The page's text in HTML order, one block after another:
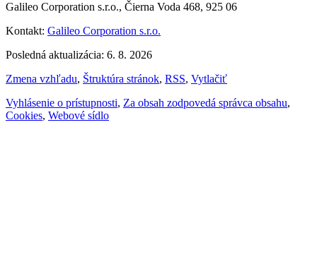
Galileo Corporation s.r.o., Čierna Voda 468, 925 06
Kontakt: Galileo Corporation s.r.o.
Posledná aktualizácia: 6. 8. 2026
Zmena vzhľadu, Štruktúra stránok, RSS, Vytlačiť
Vyhlásenie o prístupnosti, Za obsah zodpovedá správca obsahu,
Cookies, Webové sídlo